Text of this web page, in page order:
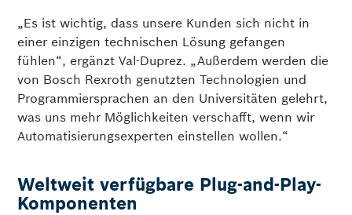
„Es ist wichtig, dass unsere Kunden sich nicht in
einer einzigen technischen Lösung gefangen
fühlen“, ergänzt Val-Duprez. „Außerdem werden die
von Bosch Rexroth genutzten Technologien und
Programmiersprachen an den Universitäten gelehrt,
was uns mehr Möglichkeiten verschafft, wenn wir
Automatisierungsexperten einstellen wollen.“
Weltweit verfügbare Plug-and-Play-
Komponenten